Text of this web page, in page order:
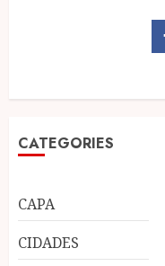
CATEGORIES
CAPA
CIDADES